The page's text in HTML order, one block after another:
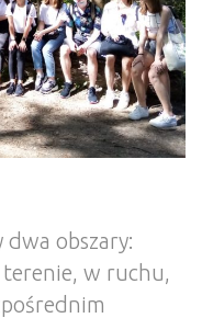
dwa obszary:
terenie, w ruchu,